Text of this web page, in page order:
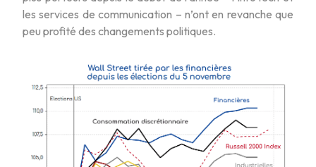
les services de communication – n’ont en revanche que
peu profité des changements politiques.